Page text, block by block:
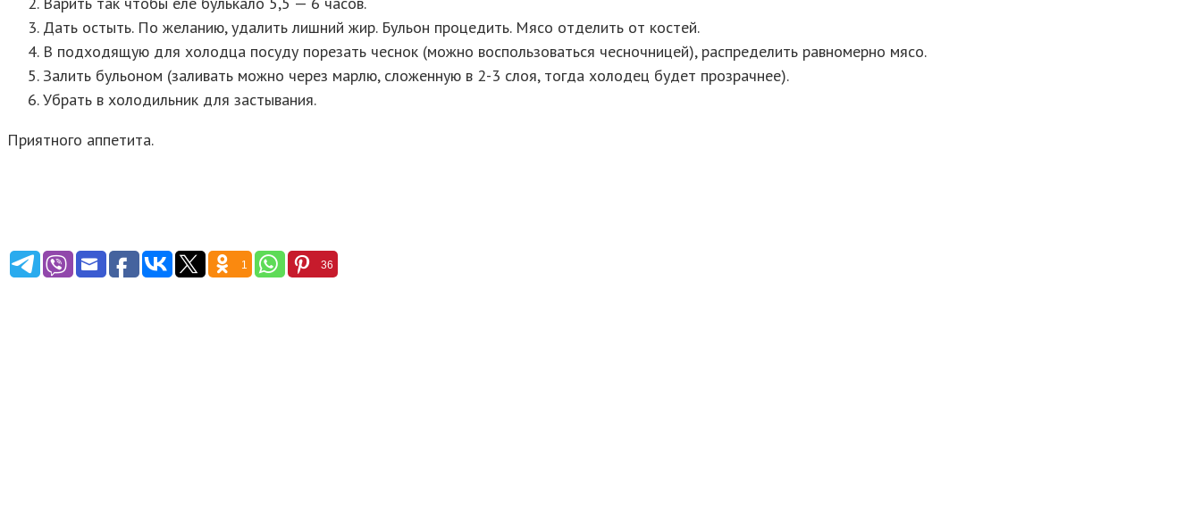
Дать остыть. По желанию, удалить лишний жир. Бульон процедить. Мясо отделить от костей.
В подходящую для холодца посуду порезать чеснок (можно воспользоваться чесночницей), распределить равномерно мясо.
Залить бульоном (заливать можно через марлю, сложенную в 2-3 слоя, тогда холодец будет прозрачнее).
Убрать в холодильник для застывания.
Приятного аппетита.
1 36